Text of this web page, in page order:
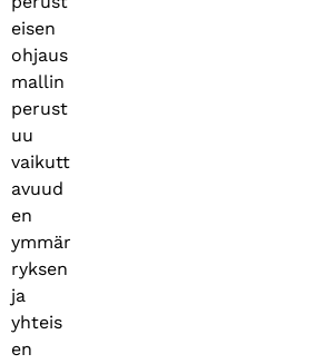
eisen
ohjaus
mallin
perust
uu
vaikutt
avuud
en
ymmär
ryksen
ja
yhteis
en